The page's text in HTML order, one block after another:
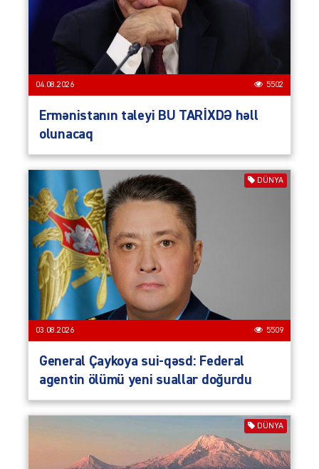
04.08.2026 5502
Ermənistanın taleyi BU TARİXDƏ həll
olunacaq
DÜNYA
03.08.2026 5509
General Çaykoya sui-qəsd: Federal
agentin ölümü yeni suallar doğurdu
DÜNYA